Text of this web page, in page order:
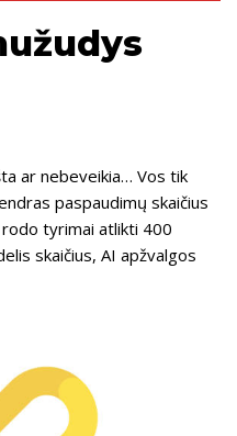
ar nebeveikia… Vos tik
paspaudimų skaičius
tyrimai atlikti 400
skaičius, AI apžvalgos